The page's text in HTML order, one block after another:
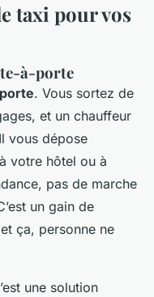
taxi pour vos
à-porte
. Vous sortez de
et un chauffeur
vous dépose
votre hôtel ou à
pas de marche
un gain de
ça, personne ne
une solution